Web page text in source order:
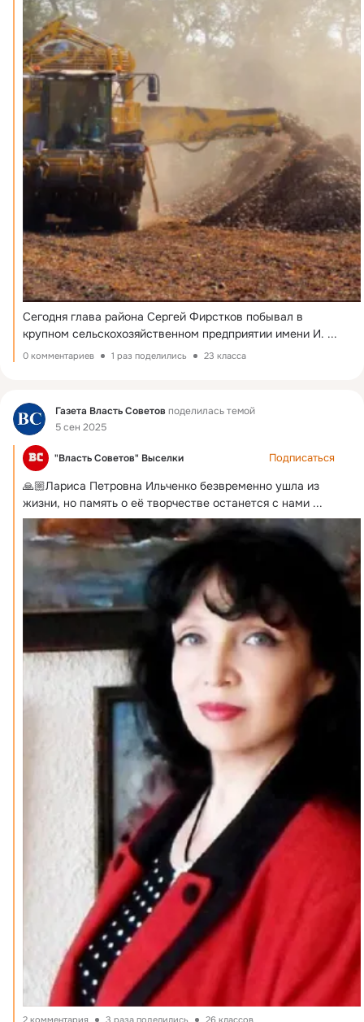
Сегодня глава района Сергей Фирстков побывал в
крупном сельскохозяйственном предприятии имени И. ...
0 комментариев 1 раз поделились 23 класса
Фид Газета Власть Cоветов поделилась темой
5 сен 2025
"Власть Советов" Выселки Подписаться
🙏🏼Лариса Петровна Ильченко безвременно ушла из
жизни, но память о её творчестве останется с нами ...
2 комментария 3 раза поделились 26 классов